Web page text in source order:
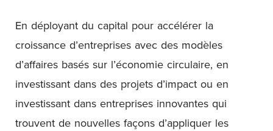
En déployant du capital pour accélérer la
croissance d’entreprises avec des modèles
d’affaires basés sur l’économie circulaire, en
investissant dans des projets d’impact ou en
investissant dans entreprises innovantes qui
trouvent de nouvelles façons d’appliquer les